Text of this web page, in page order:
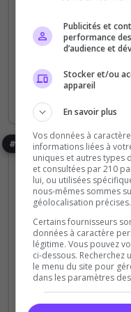
(0)
Voir le serveur
#5
Communauté Jeux
Yanka_TV
Ce serveur discord
Publicités et
performance
d’audience et
Stocker et/ou
appareil
En savoir plus
Vos données à
informations liées à
uniques et autres types
et consultées par 210
lui, ou utilisées
nous-mêmes sommes
géolocalisation précises.
Certains fournisseurs
données à caractère
légitime. Vous pouvez
ci-dessous. Recherchez
le menu du site pour
dans les paramètres